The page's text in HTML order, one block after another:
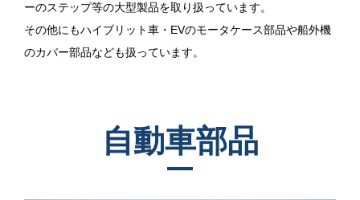
ーのステップ等の大型製品を取り扱っています。
その他にもハイブリット車・EVのモータケース部品や船外機
のカバー部品なども扱っています。
自動車部品